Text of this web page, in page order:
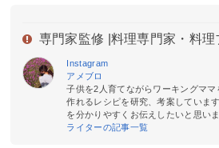
専門家監修 | 料理専門家・料
Instagram
アメブロ
子供を2人育てながらワーキングマ
作れるレシピを研究、考案していま
を分かりやすくお伝えしたいと思い
ライターの記事一覧